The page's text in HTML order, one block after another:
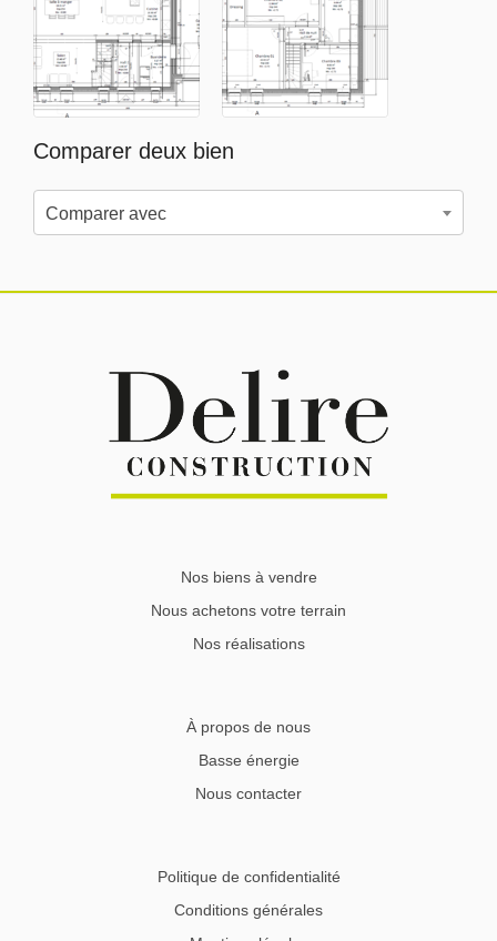
Comparer deux bien
Comparer avec
Nos biens à vendre
Nous achetons votre terrain
Nos réalisations
À propos de nous
Basse énergie
Nous contacter
Politique de confidentialité
Conditions générales